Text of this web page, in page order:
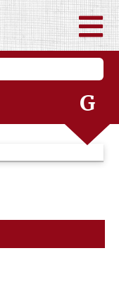
D
F
G
H
J